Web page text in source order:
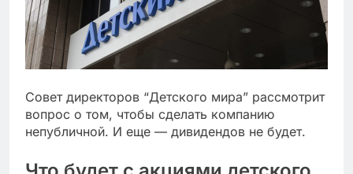
Совет директоров “Детского мира” рассмотрит
вопрос о том, чтобы сделать компанию
непубличной. И еще — дивидендов не будет.